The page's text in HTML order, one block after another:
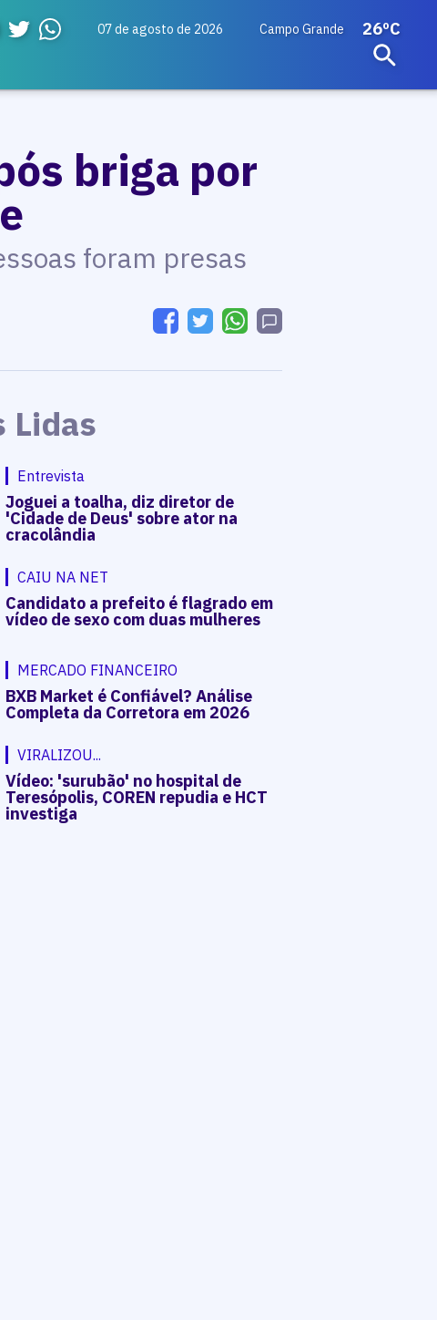
07 de agosto de 2026 Campo Grande 26ºC
briga por
foram presas
Lidas
Entrevista
Joguei a toalha, diz diretor de
'Cidade de Deus' sobre ator na
cracolândia
CAIU NA NET
Candidato a prefeito é flagrado em
vídeo de sexo com duas mulheres
MERCADO FINANCEIRO
BXB Market é Confiável? Análise
Completa da Corretora em 2026
VIRALIZOU...
Vídeo: 'surubão' no hospital de
Teresópolis, COREN repudia e HCT
investiga